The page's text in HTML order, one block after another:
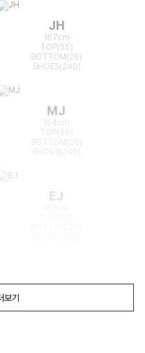
JH
167cm
TOP(55)
BOTTOM(26)
SHOES(240)
MJ
164cm
TOP(55)
BOTTOM(26)
EJ
보기